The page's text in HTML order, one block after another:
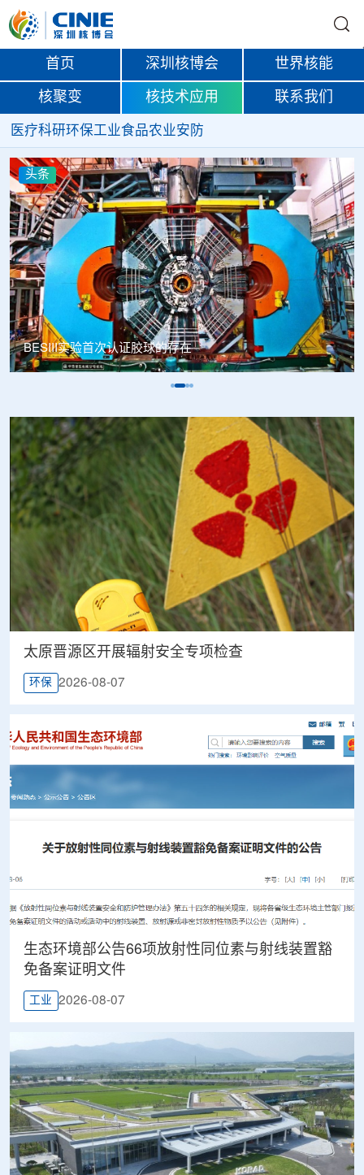
首页 深圳核博会 世界核能
核聚变 核技术应用 联系我们
医疗科研环保工业食品农业安防
头条
BESIII实验首次认证胶球的存在
太原晋源区开展辐射安全专项检查
环保 2026-08-07
生态环境部公告66项放射性同位素与射线装置豁
免备案证明文件
工业 2026-08-07